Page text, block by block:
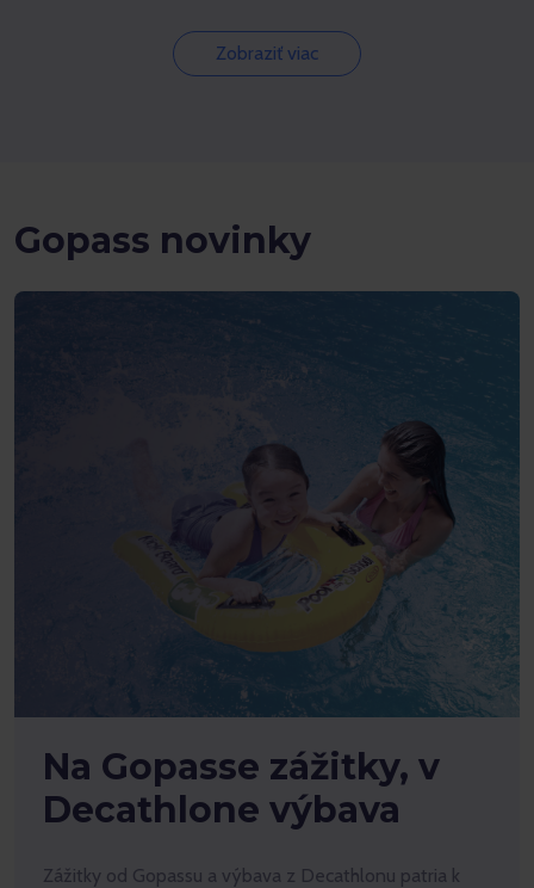
Zobraziť viac
Gopass novinky
Na Gopasse zážitky, v
Decathlone výbava
Zážitky od Gopassu a výbava z Decathlonu patria k